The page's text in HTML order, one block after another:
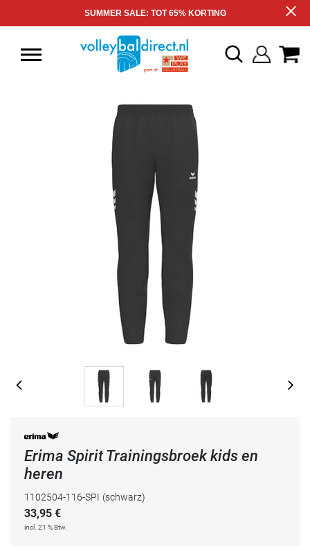
SUMMER SALE: TOT 65% KORTING
Erima Spirit Trainingsbroek kids en
heren
1102504-116-SPI (schwarz)
33,95 €
incl. 21 % Btw.